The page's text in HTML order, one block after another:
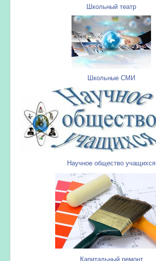
Школьный театр
Школьные СМИ
Научное общество учащихся
Капитальный ремонт